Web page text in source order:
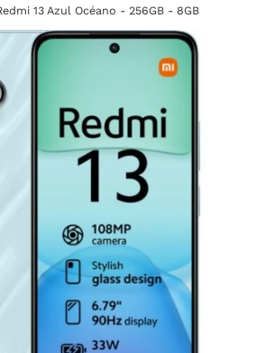
13 Azul Océano - 256GB - 8GB